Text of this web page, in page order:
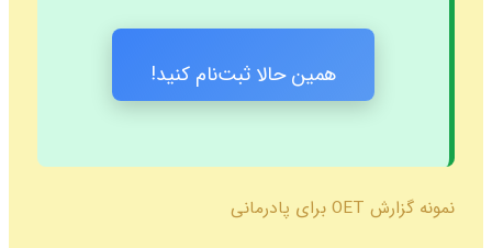
همین حالا ثبت‌نام کنید!